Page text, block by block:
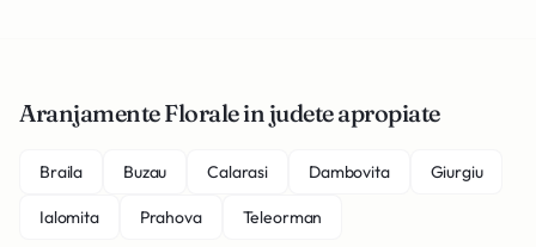
Aranjamente Florale in judete apropiate
Braila Buzau Calarasi Dambovita Giurgiu
Ialomita Prahova Teleorman